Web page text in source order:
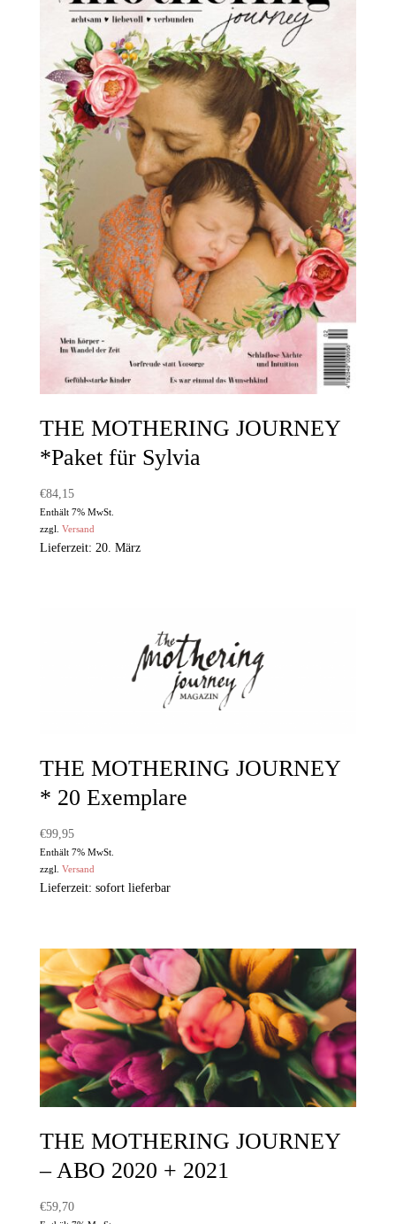
THE MOTHERING JOURNEY
*Paket für Sylvia
€84,15
Enthält 7% MwSt.
zzgl. Versand
Lieferzeit: 20. März
THE MOTHERING JOURNEY
* 20 Exemplare
€99,95
Enthält 7% MwSt.
zzgl. Versand
Lieferzeit: sofort lieferbar
THE MOTHERING JOURNEY
– ABO 2020 + 2021
€59,70